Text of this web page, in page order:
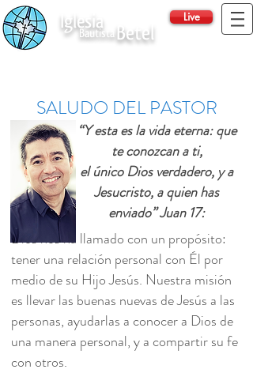
Iglesia
Bautista Betel
Live
SALUDO DEL PASTOR
“Y esta es la vida eterna: que
te conozcan a ti,
el único Dios verdadero, y a
Jesucristo, a quien has
enviado” Juan 17:
Dios nos ha llamado con un propósito:
tener una relación personal con Él por
medio de su Hijo Jesús. Nuestra misión
es llevar las buenas nuevas de Jesús a las
personas, ayudarlas a conocer a Dios de
una manera personal, y a compartir su fe
con otros.